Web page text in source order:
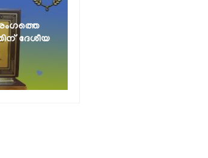
സുഗമമാക്കാൻ
പ്രത്യേക
സർവീസുകൾക്ക്
of August 2026